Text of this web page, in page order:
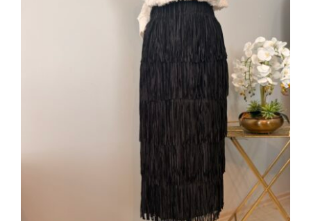
Şık Püskül Detaylı Siyah Yüksek Bel
Etek